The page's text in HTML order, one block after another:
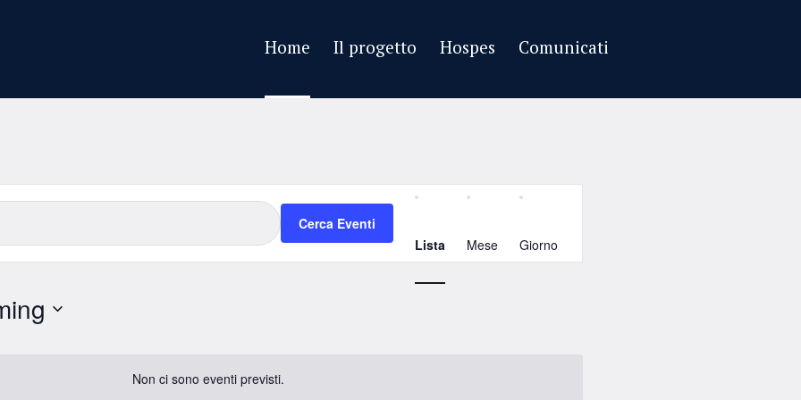
Home Il progetto Hospes Comunicati
Non ci sono eventi previsti.
Cerca Eventi
Evento
Viste
Navigazione
Lista Mese Giorno